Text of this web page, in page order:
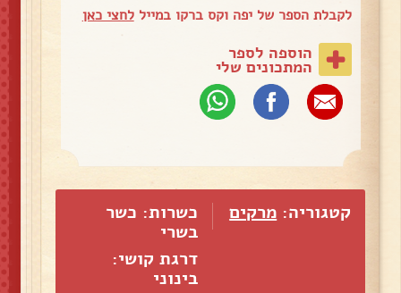
לקבלת הספר של יפה וקס ברקו במייללחצי כאן
הוספה לספר
המתכונים שלי
קטגוריה: מרקים
כשרות: כשר
בשרי
דרגת קושי:
בינוני